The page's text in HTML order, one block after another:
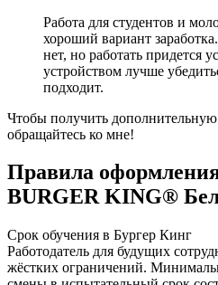
Работа для студентов и
хороший вариант
нет, но работать придется
устройством лучше
подходит.
Чтобы получить
обращайтесь ко мне!
Правила
BURGER KING®
Срок обучения в Бургер Кинг
Работодатель для будущих
жёстких ограничений.